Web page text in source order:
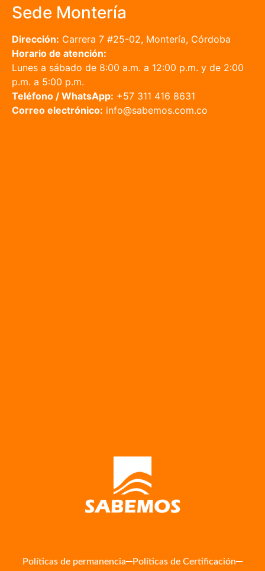
Sede Montería
Dirección: Carrera 7 #25-02, Montería, Córdoba
Horario de atención:
Lunes a sábado de 8:00 a.m. a 12:00 p.m. y de 2:00
p.m. a 5:00 p.m.
Teléfono / WhatsApp: +57 311 416 8631
Correo electrónico: info@sabemos.com.co
Políticas de permanencia Políticas de Certificación